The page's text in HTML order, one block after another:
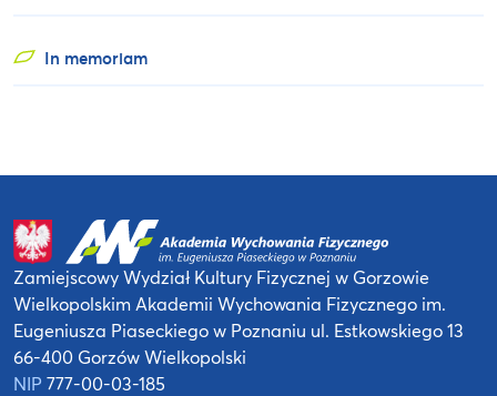
In memoriam
Zamiejscowy Wydział Kultury Fizycznej w Gorzowie
Wielkopolskim Akademii Wychowania Fizycznego im.
Eugeniusza Piaseckiego w Poznaniu ul. Estkowskiego 13
66-400 Gorzów Wielkopolski
NIP 777-00-03-185